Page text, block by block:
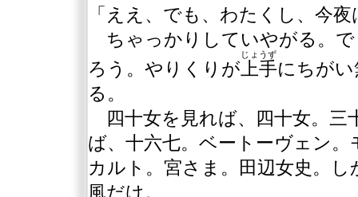
「ええ、でも、わたくし、今
ちゃっかりしていやがる。で
ろう。やりくりが上手
じょうず
にちが
る。
四十女を見れば、四十女。三
ば、十六七。ベートーヴェン
カルト。宮さま。田辺女史。
風だけ。